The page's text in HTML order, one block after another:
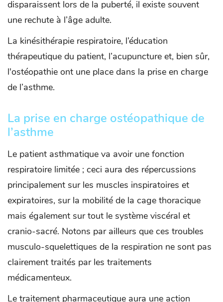
disparaissent lors de la puberté, il existe souvent
une rechute à l’âge adulte.
La kinésithérapie respiratoire, l’éducation
thérapeutique du patient, l’acupuncture et, bien sûr,
l'ostéopathie ont une place dans la prise en charge
de l’asthme.
La prise en charge ostéopathique de
l’asthme
Le patient asthmatique va avoir une fonction
respiratoire limitée ; ceci aura des répercussions
principalement sur les muscles inspiratoires et
expiratoires, sur la mobilité de la cage thoracique
mais également sur tout le système viscéral et
cranio-sacré. Notons par ailleurs que ces troubles
musculo-squelettiques de la respiration ne sont pas
clairement traités par les traitements
médicamenteux.
Le traitement pharmaceutique aura une action